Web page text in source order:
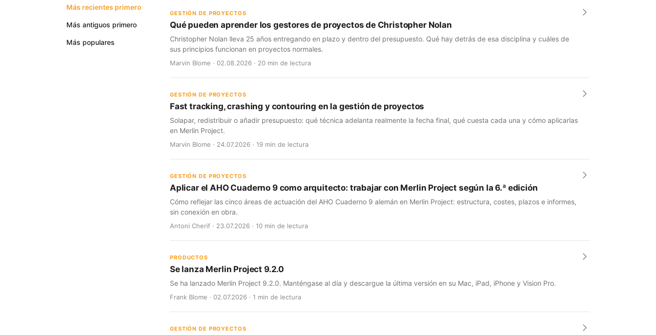
Más recientes primero
Más antiguos primero
Más populares
GESTIÓN DE PROYECTOS
Qué pueden aprender los gestores de proyectos de Christopher Nolan
Christopher Nolan lleva 25 años entregando en plazo y dentro del presupuesto. Qué hay detrás de esa disciplina y cuáles de
sus principios funcionan en proyectos normales.
Marvin Blome · 02.08.2026 · 20 min de lectura
GESTIÓN DE PROYECTOS
Fast tracking, crashing y contouring en la gestión de proyectos
Solapar, redistribuir o añadir presupuesto: qué técnica adelanta realmente la fecha final, qué cuesta cada una y cómo aplicarlas
en Merlin Project.
Marvin Blome · 24.07.2026 · 19 min de lectura
GESTIÓN DE PROYECTOS
Aplicar el AHO Cuaderno 9 como arquitecto: trabajar con Merlin Project según la 6.ª edición
Cómo reflejar las cinco áreas de actuación del AHO Cuaderno 9 alemán en Merlin Project: estructura, costes, plazos e informes,
sin conexión en obra.
Antoni Cherif · 23.07.2026 · 10 min de lectura
PRODUCTOS
Se lanza Merlin Project 9.2.0
Se ha lanzado Merlin Project 9.2.0. Manténgase al día y descargue la última versión en su Mac, iPad, iPhone y Vision Pro.
Frank Blome · 02.07.2026 · 1 min de lectura
GESTIÓN DE PROYECTOS